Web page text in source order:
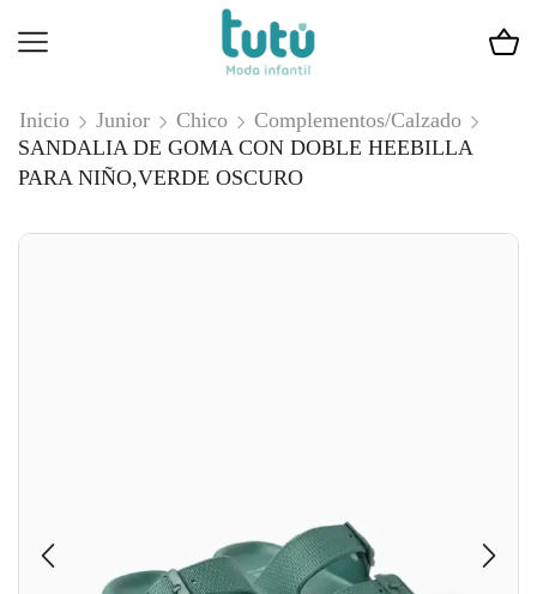
Inicio Junior Chico
Complementos/Calzado
SANDALIA DE GOMA CON DOBLE HEEBILLA
PARA NIÑO,VERDE OSCURO